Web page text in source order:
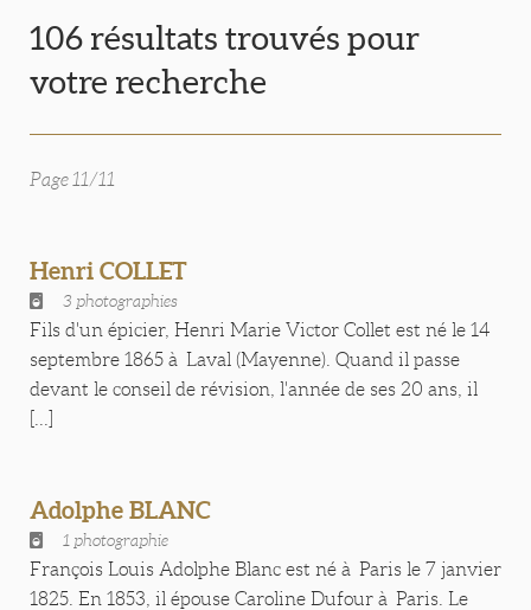
106 résultats trouvés pour
votre recherche
Page 11/11
Henri COLLET
3 photographies
Fils d'un épicier, Henri Marie Victor Collet est né le 14
septembre 1865 à Laval (Mayenne). Quand il passe
devant le conseil de révision, l'année de ses 20 ans, il
Adolphe BLANC
1 photographie
François Louis Adolphe Blanc est né à Paris le 7 janvier
1825. En 1853, il épouse Caroline Dufour à Paris. Le